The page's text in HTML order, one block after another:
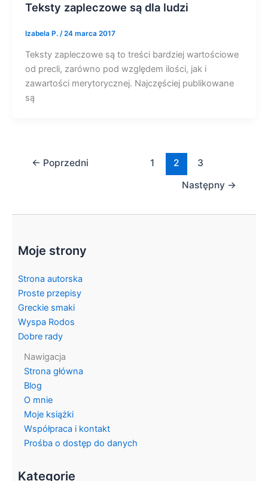
Teksty zapleczowe są dla ludzi
Izabela P. /24 marca 2017
Teksty zapleczowe są to treści bardziej wartościowe
od precli, zarówno pod względem ilości, jak i
zawartości merytorycznej. Najczęściej publikowane
są
← Poprzedni 1 2
3
Następny →
Moje strony
Strona autorska
Proste przepisy
Greckie smaki
Wyspa Rodos
Dobre rady
Nawigacja
Strona główna
Blog
O mnie
Moje książki
Współpraca i kontakt
Prośba o dostęp do danych
Kategorie